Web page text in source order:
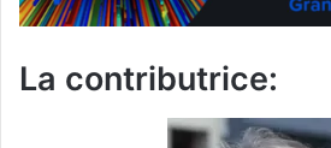
La contributrice: